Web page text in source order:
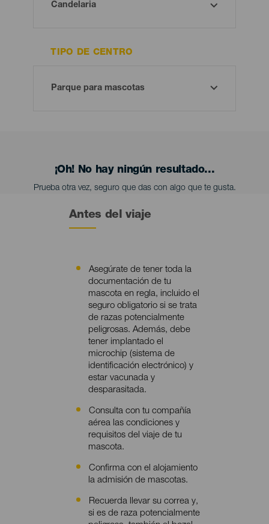
TIPO DE CENTRO
¡Oh! No hay ningún resultado...
Prueba otra vez, seguro que das con algo que te gusta.
Antes del viaje
ContenidoAsegúrate de tener toda la
documentación de tu
mascota en regla, incluido el
seguro obligatorio si se trata
de razas potencialmente
peligrosas. Además, debe
tener implantado el
microchip (sistema de
identificación electrónico) y
estar vacunada y
desparasitada.
Consulta con tu compañía
aérea las condiciones y
requisitos del viaje de tu
mascota.
Confirma con el alojamiento
la admisión de mascotas.
Recuerda llevar su correa y,
si es de raza potencialmente